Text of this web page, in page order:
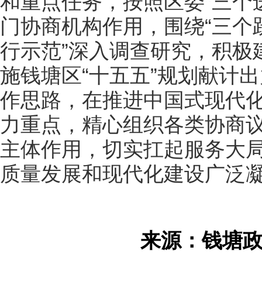
门协商机构作用，围绕“三个
行示范”深入调查研究，积
施钱塘区“十五五”规划献计
作思路，在推进中国式现代
力重点，精心组织各类协商
主体作用，切实扛起服务大
质量发展和现代化建设广泛
来源：钱